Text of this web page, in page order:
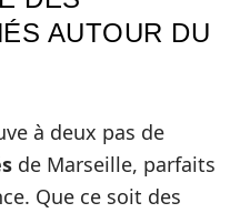
AUTOUR DU
à deux pas de
de Marseille, parfaits
Que ce soit des